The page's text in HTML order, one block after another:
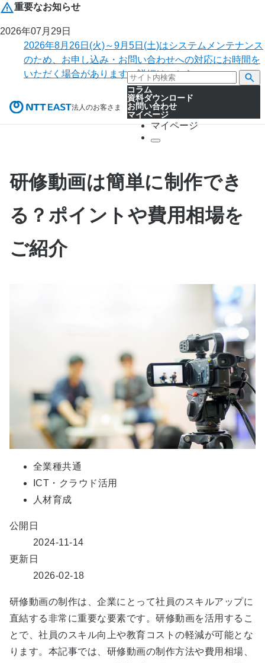
重要なお知らせ
2026年07月29日
2026年8月26日(火)～9月5日(土)はシステムメンテナンス
のため、お申し込み・お問い合わせへの対応にお時間を
いただく場合があります。詳細はこちら。
法人のお客さま
コラム
資料ダウンロード
お問い合わせ
マイページ
マイページ
研修動画は簡単に制作でき
る？ポイントや費用相場を
ご紹介
全業種共通
ICT・クラウド活用
人材育成
公開日
2024-11-14
更新日
2026-02-18
研修動画の制作は、企業にとって社員のスキルアップに
直結する非常に重要な要素です。研修動画を活用するこ
とで、社員のスキル向上や教育コストの軽減が可能とな
ります。本記事では、研修動画の制作方法や費用相場、